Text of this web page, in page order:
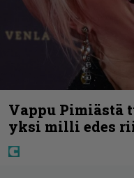
Vappu Pimiästä
yksi milli edes